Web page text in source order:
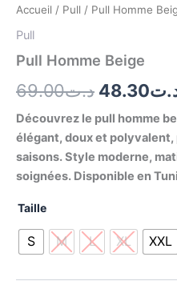
Accueil / Pull / Pull Homme
Pull
Pull Homme Beige
د.ت69.00 48.30
Découvrez le pull homme
élégant, doux et
saisons. Style moderne,
soignées. Disponible en
Taille
S M L XL XXL